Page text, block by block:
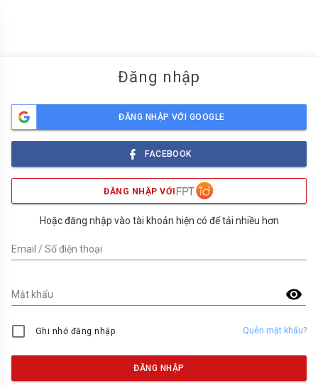
Đăng nhập
ĐĂNG NHẬP VỚI GOOGLE
FACEBOOK
ĐĂNG NHẬP VỚI
Hoặc đăng nhập vào tài khoản hiện có để tải nhiều hơn
Email / Số điện thoại
visibility
Mật khẩu
Ghi nhớ đăng nhập Quên mật khẩu?
ĐĂNG NHẬP